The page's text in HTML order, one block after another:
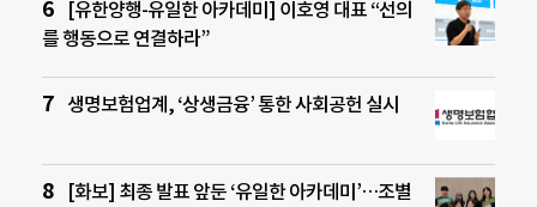
[유한양행-유일한 아카데미] 이호영 대표 “선의
를 행동으로 연결하라”
생명보험업계, ‘상생금융’ 통한 사회공헌 실시
[화보] 최종 발표 앞둔 ‘유일한 아카데미’…조별